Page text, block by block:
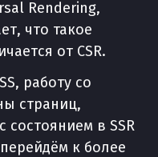
Rendering,
что такое
от CSR.
работу со
страниц,
состоянием в SSR
к более